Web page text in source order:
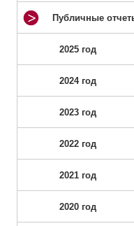
Публичные
2025 год
2024 год
2023 год
2022 год
2021 год
2020 год